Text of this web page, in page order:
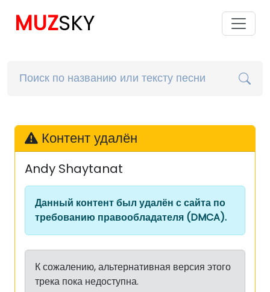
MUZSKY
Контент удалён
Andy Shaytanat
Данный контент был удалён с сайта по
требованию правообладателя (DMCA).
К сожалению, альтернативная версия этого
трека пока недоступна.